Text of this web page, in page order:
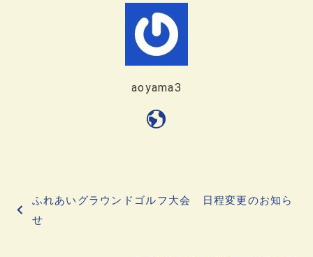
aoyama3
稿
ふれあいグラウンドゴルフ大会 日程変更のお知ら
せ